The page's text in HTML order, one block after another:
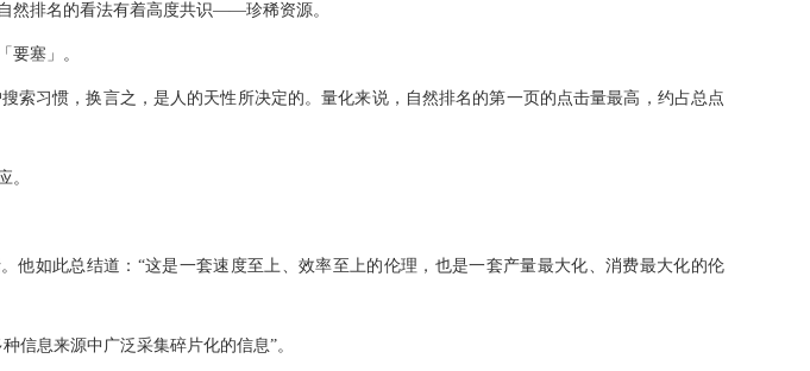
然排名的看法有着高度共识——珍稀资源。
要塞」。
习惯，换言之，是人的天性所决定的。量化来说，自然排名的第一页的点击量最高，约占总点
。
如此总结道：“这是一套速度至上、效率至上的伦理，也是一套产量最大化、消费最大化的伦
息来源中广泛采集碎片化的信息”。